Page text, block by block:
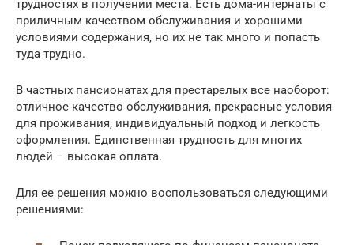
трудностях в получении места. Есть дома-интернаты с
приличным качеством обслуживания и хорошими
условиями содержания, но их не так много и попасть
туда трудно.
В частных пансионатах для престарелых все наоборот:
отличное качество обслуживания, прекрасные условия
для проживания, индивидуальный подход и легкость
оформления. Единственная трудность для многих
людей – высокая оплата.
Для ее решения можно воспользоваться следующими
решениями: